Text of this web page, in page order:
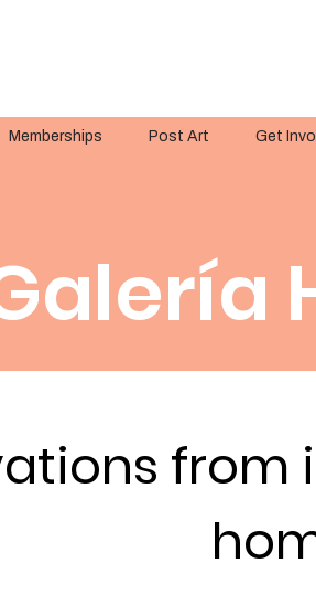
Memberships Post Art Get
from